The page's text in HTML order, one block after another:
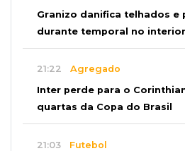
Granizo danifica telhados e
durante temporal no interior
21:22 Agregado
Inter perde para o
quartas da Copa do Brasil
21:03 Futebol